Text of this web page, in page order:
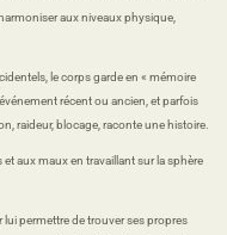
aux niveaux physique,
le corps garde en « mémoire
récent ou ancien, et parfois
raideur, blocage, raconte une histoire.
aux maux en travaillant sur la sphère
permettre de trouver ses propres